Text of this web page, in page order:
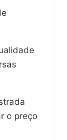
o preço